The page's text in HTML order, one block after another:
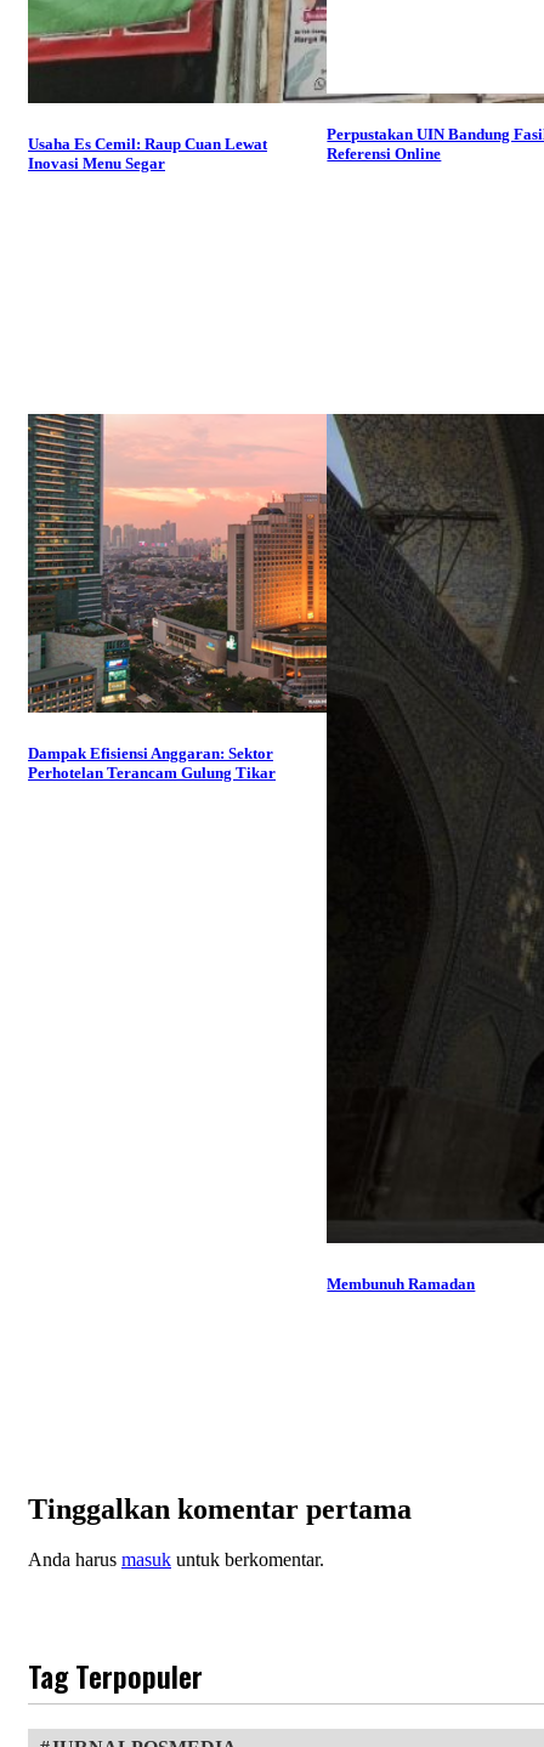
Usaha Es Cemil: Raup Cuan Lewat
Inovasi Menu Segar
Perpustakan UIN Bandung
Referensi Online
Dampak Efisiensi Anggaran: Sektor
Perhotelan Terancam Gulung Tikar
Membunuh Ramadan
Tinggalkan komentar pertama
Anda harus masuk untuk berkomentar.
Tag Terpopuler